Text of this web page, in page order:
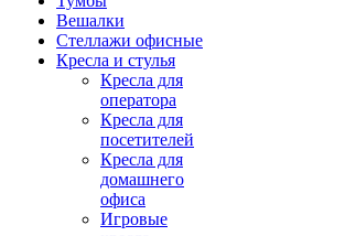
Вешалки
Стеллажи офисные
Кресла и стулья
Кресла для
оператора
Кресла для
посетителей
Кресла для
домашнего
офиса
Игровые